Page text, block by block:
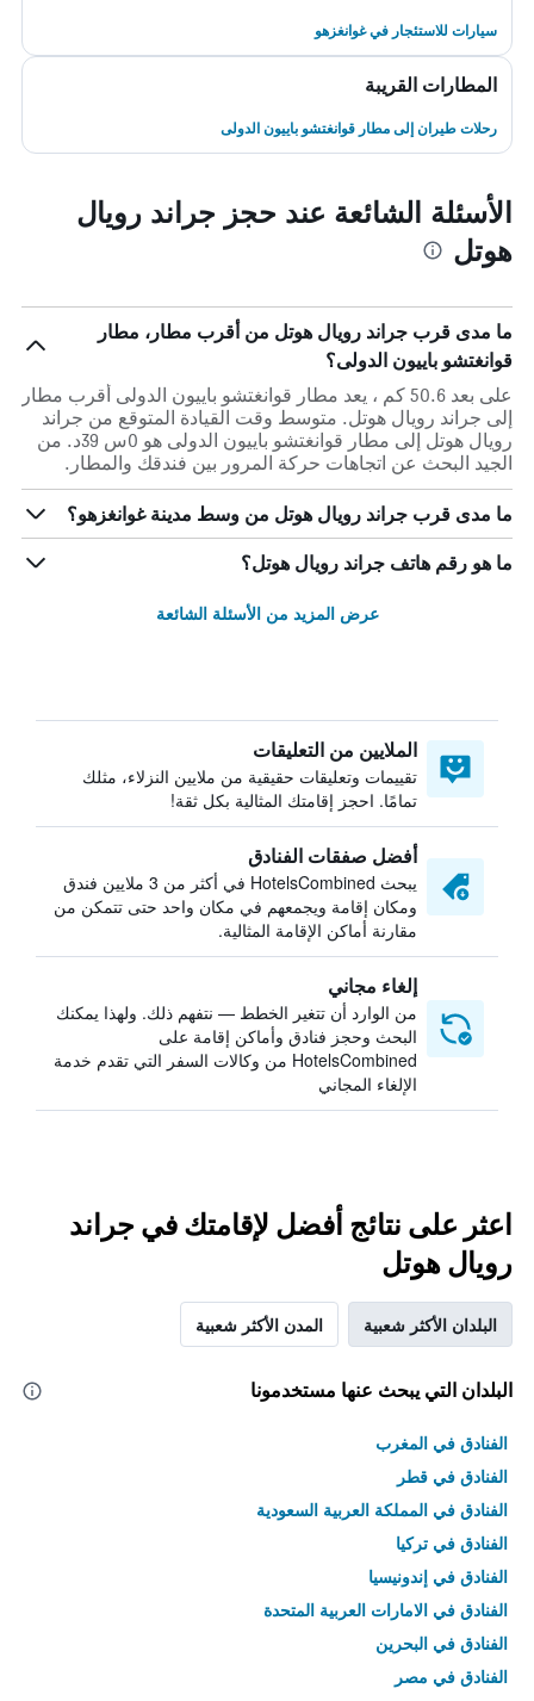
سيارات للاستئجار في غوانغزهو
المطارات القريبة
رحلات طيران إلى مطار قوانغتشو باييون الدولى
الأسئلة الشائعة عند حجز جراند رويال
هوتل
ما مدى قرب جراند رويال هوتل من أقرب مطار، مطار
قوانغتشو باييون الدولى؟
على بعد 50.6 كم ، يعد مطار قوانغتشو باييون الدولى أقرب مطار
إلى جراند رويال هوتل. متوسط وقت القيادة المتوقع من جراند
رويال هوتل إلى مطار قوانغتشو باييون الدولى هو 0س 39د. من
الجيد البحث عن اتجاهات حركة المرور بين فندقك والمطار.
ما مدى قرب جراند رويال هوتل من وسط مدينة غوانغزهو؟
ما هو رقم هاتف جراند رويال هوتل؟
عرض المزيد من الأسئلة الشائعة
الملايين من التعليقات
تقييمات وتعليقات حقيقية من ملايين النزلاء، مثلك
تمامًا. احجز إقامتك المثالية بكل ثقة!
أفضل صفقات الفنادق
يبحث HotelsCombined في أكثر من 3 ملايين فندق
ومكان إقامة ويجمعهم في مكان واحد حتى تتمكن من
مقارنة أماكن الإقامة المثالية.
إلغاء مجاني
من الوارد أن تتغير الخطط — نتفهم ذلك. ولهذا يمكنك
البحث وحجز فنادق وأماكن إقامة على
HotelsCombined من وكالات السفر التي تقدم خدمة
الإلغاء المجاني
اعثر على نتائج أفضل لإقامتك في جراند
رويال هوتل
البلدان الأكثر شعبية المدن الأكثر شعبية
البلدان التي يبحث عنها مستخدمونا
الفنادق في المغرب
الفنادق في قطر
الفنادق في المملكة العربية السعودية
الفنادق في تركيا
الفنادق في إندونيسيا
الفنادق في الامارات العربية المتحدة
الفنادق في البحرين
الفنادق في مصر